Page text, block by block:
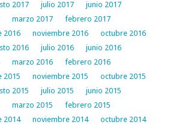
2017 julio 2017
junio 2017
marzo 2017
febrero 2017
2016 noviembre 2016
octubre 2016
2016 julio 2016
junio 2016
marzo 2016
febrero 2016
2015 noviembre 2015
octubre 2015
2015 julio 2015
junio 2015
marzo 2015
febrero 2015
2014 noviembre 2014
octubre 2014